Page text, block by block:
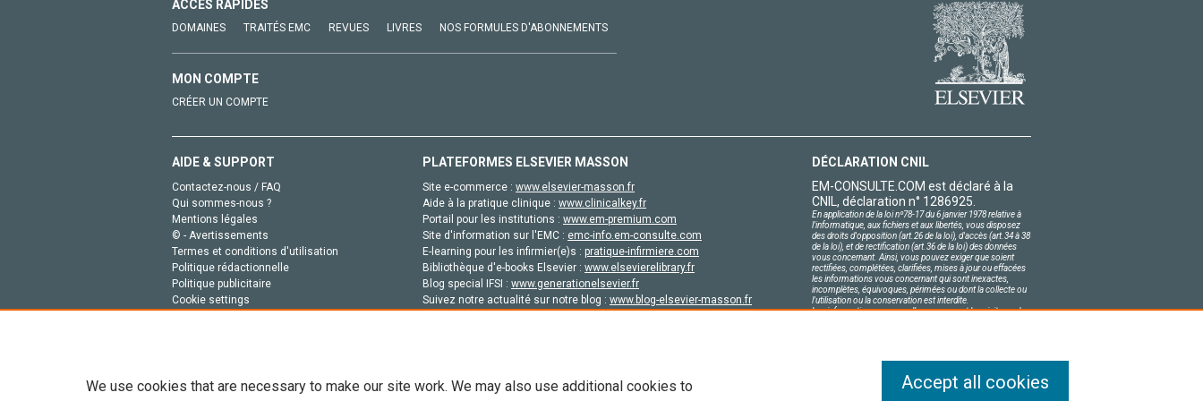
ACCÈS RAPIDES
DOMAINES TRAITÉS EMC REVUES LIVRES NOS FORMULES D'ABONNEMENTS
MON COMPTE
CRÉER UN COMPTE
AIDE & SUPPORT
Contactez-nous / FAQ
Qui sommes-nous ?
Mentions légales
© - Avertissements
Termes et conditions d'utilisation
Politique rédactionnelle
Politique publicitaire
Cookie settings
PLATEFORMES ELSEVIER MASSON
Site e-commerce : www.elsevier-masson.fr
Aide à la pratique clinique : www.clinicalkey.fr
Portail pour les institutions : www.em-premium.com
Site d'information sur l'EMC : emc-info.em-consulte.com
E-learning pour les infirmier(e)s : pratique-infirmiere.com
Bibliothèque d'e-books Elsevier : www.elsevierelibrary.fr
Blog special IFSI : www.generationelsevier.fr
Suivez notre actualité sur notre blog : www.blog-elsevier-masson.fr
DÉCLARATION CNIL
EM-CONSULTE.COM est déclaré à la
CNIL, déclaration n° 1286925.
En application de la loi nº78-17 du 6 janvier 1978 relative à
l'informatique, aux fichiers et aux libertés, vous disposez
des droits d'opposition (art.26 de la loi), d'accès (art.34 à 38
de la loi), et de rectification (art.36 de la loi) des données
vous concernant. Ainsi, vous pouvez exiger que soient
rectifiées, complétées, clarifiées, mises à jour ou effacées
les informations vous concernant qui sont inexactes,
incomplètes, équivoques, périmées ou dont la collecte ou
l'utilisation ou la conservation est interdite.
Les informations personnelles concernant les visiteurs de
We use cookies that are necessary to make our site work. We may also use additional cookies to
Accept all cookies